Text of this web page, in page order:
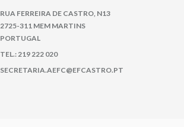
RUA FERREIRA DE CASTRO, N13
2725-311 MEM MARTINS
PORTUGAL
TEL.: 219 222 020
SECRETARIA.AEFC@EFCASTRO.PT